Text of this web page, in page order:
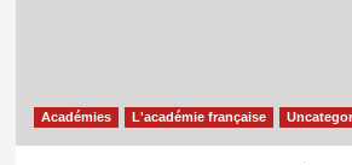
Académies L'académie française